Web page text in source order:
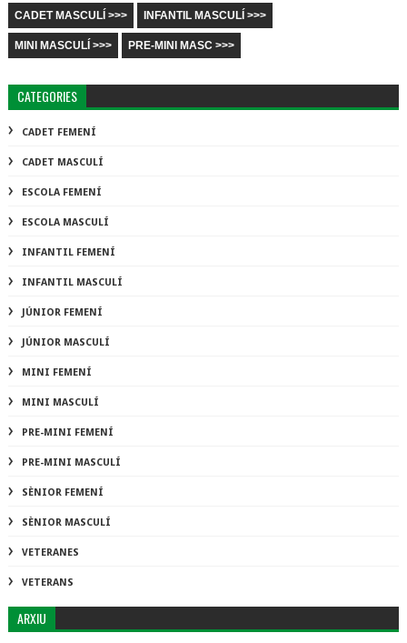
CADET MASCULÍ >>> INFANTIL MASCULÍ >>>
MINI MASCULÍ >>> PRE-MINI MASC >>>
CATEGORIES
CADET FEMENÍ
CADET MASCULÍ
ESCOLA FEMENÍ
ESCOLA MASCULÍ
INFANTIL FEMENÍ
INFANTIL MASCULÍ
JÚNIOR FEMENÍ
JÚNIOR MASCULÍ
MINI FEMENÍ
MINI MASCULÍ
PRE-MINI FEMENÍ
PRE-MINI MASCULÍ
SÈNIOR FEMENÍ
SÈNIOR MASCULÍ
VETERANES
VETERANS
ARXIU